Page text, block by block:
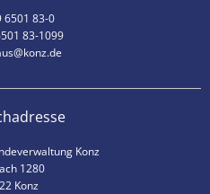
6501 83-0
83-1099
Konz
1280
Konz